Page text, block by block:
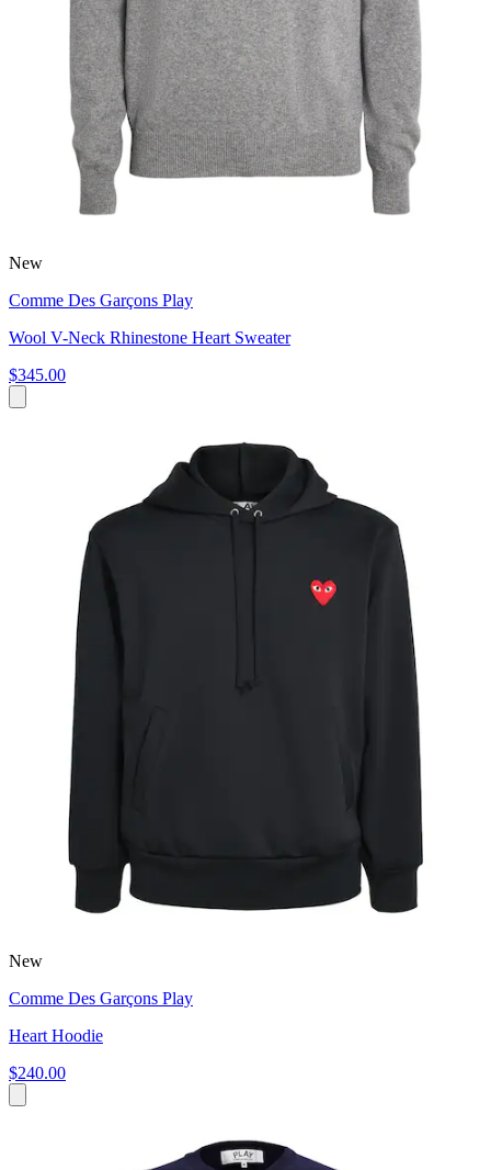
New
Comme Des Garçons Play
Wool V-Neck Rhinestone Heart Sweater
$345.00
New
Comme Des Garçons Play
Heart Hoodie
$240.00